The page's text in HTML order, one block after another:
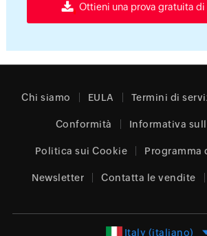
Ottieni una prova gratuita di
Chi siamo EULA Termini di
Conformità Informativa
Politica sui Cookie Programma
Newsletter Contatta le vendite
Italy (italiano)